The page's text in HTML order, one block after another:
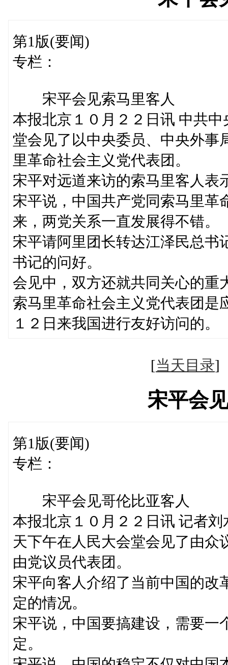
第1版(要闻)
专栏：
宋平会见索马里客人
本报北京１０月２２日讯 中共
堂会见了以中央委员、中央外事
里革命社会主义党代表团。
宋平对远道来访的索马里客人表
宋平说，中国共产党同索马里革
来，两党关系一直发展得不错。
宋平请阿里团长转达江泽民总书
书记的问好。
会见中，双方还就共同关心的重
索马里革命社会主义党代表团是
１２日来我国进行友好访问的。
[当天目录
宋平会
第1版(要闻)
专栏：
宋平会见哥伦比亚客人
本报北京１０月２２日讯 记者
天下午在人民大会堂会见了由众
由党议员代表团。
宋平向客人介绍了当前中国的改
定的情况。
宋平说，中国要搞建设，需要一
定。